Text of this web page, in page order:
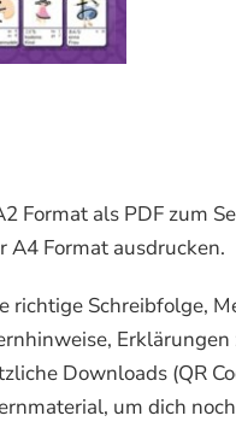
Format als PDF zum
A4 Format ausdrucken.
richtige Schreibfolge,
Downloads (QR
um dich